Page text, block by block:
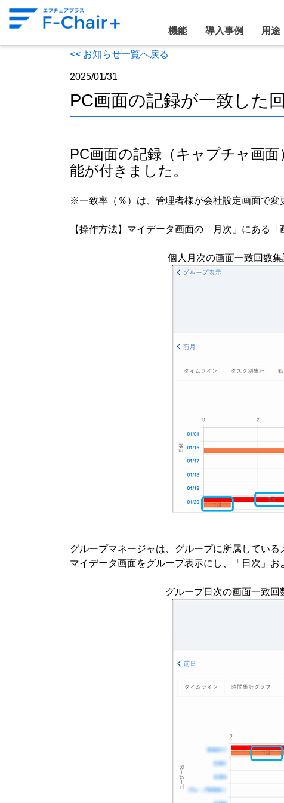
機能 導入事例 用途
<< お知らせ一覧へ戻る
2025/01/31
PC画面の記録が一致した
PC画面の記録（キャプチャ画
能が付きました。
※一致率（％）は、管理者様が会社設定画面で変
【操作方法】マイデータ画面の「月次」にある
個人月次の画面一致回数集
グループマネージャは、グループに所属している
マイデータ画面をグループ表示にし、「日次」お
グループ日次の画面一致回数